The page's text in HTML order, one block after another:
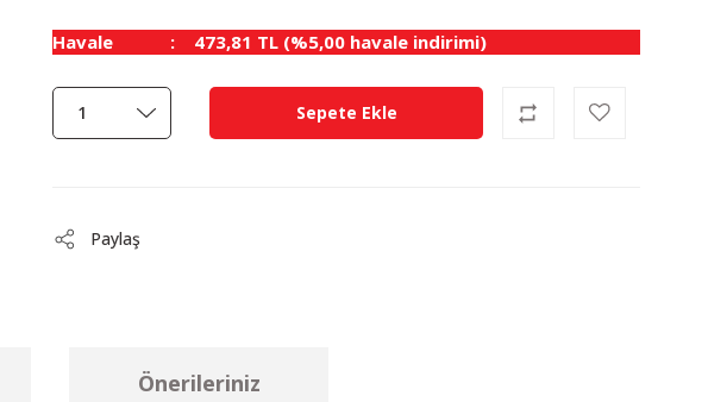
Havale 473,81 TL (%5,00 havale indirimi)
Sepete Ekle
Paylaş
Önerileriniz